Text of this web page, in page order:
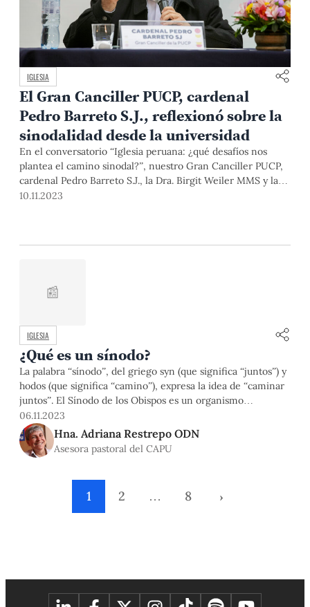
IGLESIA
El Gran Canciller PUCP, cardenal
Pedro Barreto S.J., reflexionó sobre la
sinodalidad desde la universidad
En el conversatorio “Iglesia peruana: ¿qué desafíos nos
plantea el camino sinodal?”, nuestro Gran Canciller PUCP,
cardenal Pedro Barreto S.J., la Dra. Birgit Weiler MMS y la
Dra. Silvana Vargas comentaron el informe de síntesis del
10.11.2023
📰
IGLESIA
¿Qué es un sínodo?
La palabra “sínodo”, del griego syn (que significa “juntos”) y
hodos (que significa “camino”), expresa la idea de “caminar
juntos”. El Sínodo de los Obispos es un organismo
consultivo creado por Pablo VI, en el marco del Concilio
Vaticano II, para pedir a los obispos de todo el mundo que
participen en el gobierno de
06.11.2023
Hna. Adriana Restrepo ODN
Asesora pastoral del CAPU
1 2 … 8 ›